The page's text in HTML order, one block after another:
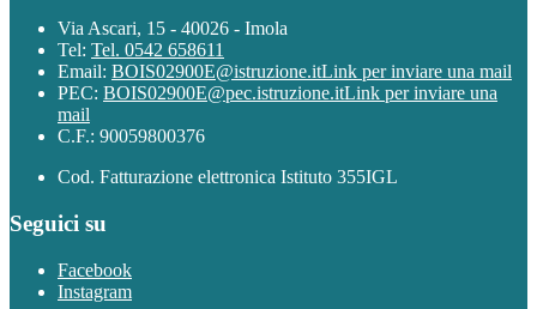
Via Ascari, 15 - 40026 - Imola
Tel: Tel. 0542 658611
Email: BOIS02900E@istruzione.itLink per inviare una mail
PEC: BOIS02900E@pec.istruzione.itLink per inviare una
mail
C.F.: 90059800376
Cod. Fatturazione elettronica Istituto 355IGL
Seguici su
Facebook
Instagram